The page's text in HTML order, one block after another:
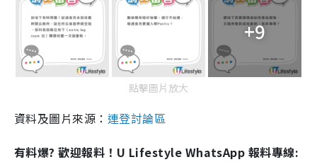
+9
點擊圖片放大
資料及圖片來源： 連登討論區
有料爆? 歡迎報料！U Lifestyle WhatsApp 報料專線: